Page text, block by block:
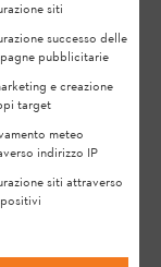
GPS,
siti
successo delle
pubblicitarie
e creazione
target
meteo
indirizzo IP
siti attraverso